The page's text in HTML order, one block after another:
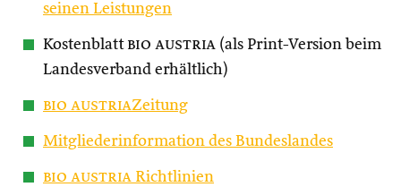
seinen Leistungen
Kostenblatt bio austria (als Print-Version beim
Landesverband erhältlich)
bio austriaZeitung
Mitgliederinformation des Bundeslandes
bio austria Richtlinien